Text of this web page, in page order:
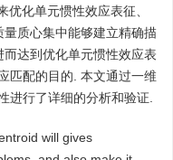
化单元惯性效应表征、
质心集中能够建立精确描
达到优化单元惯性效应表
匹配的目的. 本文通过一维
进行了详细的分析和验证.
will gives